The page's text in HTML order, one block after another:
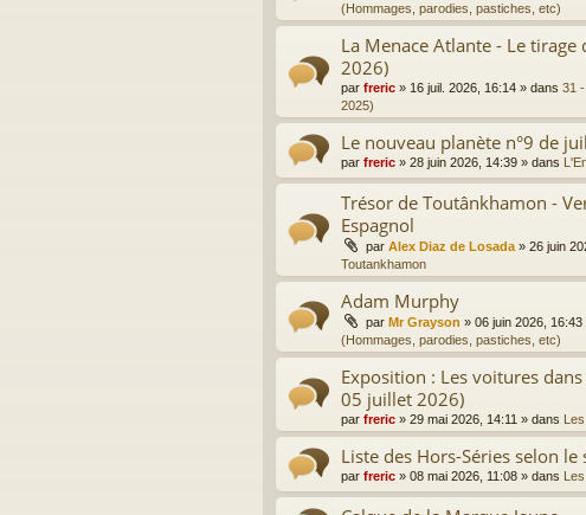
(Hommages, parodies, pastiches, etc)
La Menace Atlante - Le
2026)
par freric » 16 juil. 2026, 16:14 » dans 31
2025)
Le nouveau planète n°9 de
par freric » 28 juin 2026, 14:39 » dans
Trésor de Toutânkhamon -
Espagnol
par Alex Diaz de Losada» 26 juin
Toutankhamon
Adam Murphy
par Mr Grayson » 06 juin 2026, 16:43
(Hommages, parodies, pastiches, etc)
Exposition : Les voitures
05 juillet 2026)
par freric » 29 mai 2026, 14:11 » dans
Liste des Hors-Séries selon le
par freric » 08 mai 2026, 11:08 » dans